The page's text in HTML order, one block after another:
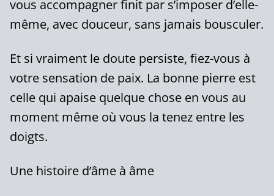
vous accompagner finit par s’imposer d’elle-
même, avec douceur, sans jamais bousculer.
Et si vraiment le doute persiste, fiez-vous à
votre sensation de paix. La bonne pierre est
celle qui apaise quelque chose en vous au
moment même où vous la tenez entre les
doigts.
Une histoire d’âme à âme